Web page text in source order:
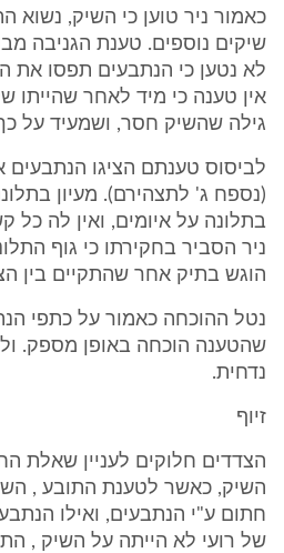
כאמור ניר טוען כי השיק, נשוא
שיקים נוספים. טענת הגניבה
לא נטען כי הנתבעים תפסו את
אין טענה כי מיד לאחר שהייתו
גילה שהשיק חסר, ושמעיד על
לביסוס טענתם הציגו
(נספח ג' לתצהירם). מעיון
בתלונה על איומים, ואין לה כל
ניר הסביר בחקירתו כי גוף
הוגש בתיק אחר שהתקיים בין
נטל ההוכחה כאמור על כתפי
שהטענה הוכחה באופן מספק.
נדחית.
זיוף
הצדדים חלוקים לעניין שאלת
השיק, כאשר לטענת התובע ,
חתום ע"י הנתבעים, ואילו
של רועי לא הייתה על השיק ,